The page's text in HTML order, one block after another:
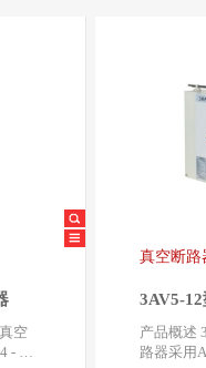
24
真空断路
3AV5-
产品概述 3AV5-12型户内高压真空断
路器采用